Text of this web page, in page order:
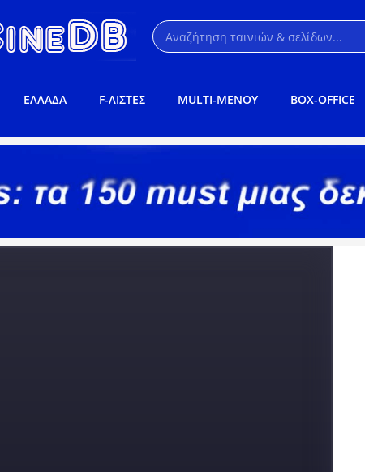
ΕΛΛΑΔΑ F-ΛΙΣΤΕΣ MULTI-ΜΕΝΟΥ BOX-OFFICE